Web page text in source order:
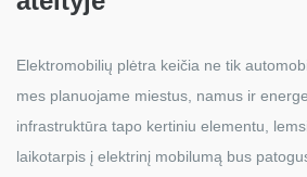
Elektromobilių plėtra keičia ne tik
mes planuojame miestus, namus ir
infrastruktūra tapo kertiniu elementu,
laikotarpis į elektrinį mobilumą bus